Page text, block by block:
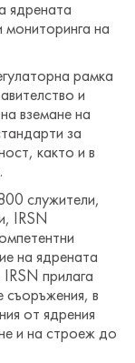
ядрената
на
рамка
и
вземане на
за
както и в
служители,
IRSN
на ядрената
прилага
съоръжения, в
от ядрения
и на строеж до